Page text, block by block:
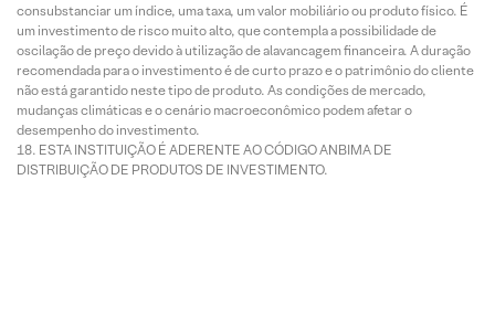
consubstanciar um índice, uma taxa, um valor mobiliário ou produto físico. É
um investimento de risco muito alto, que contempla a possibilidade de
oscilação de preço devido à utilização de alavancagem financeira. A duração
recomendada para o investimento é de curto prazo e o patrimônio do cliente
não está garantido neste tipo de produto. As condições de mercado,
mudanças climáticas e o cenário macroeconômico podem afetar o
desempenho do investimento.
ESTA INSTITUIÇÃO É ADERENTE AO CÓDIGO ANBIMA DE
DISTRIBUIÇÃO DE PRODUTOS DE INVESTIMENTO.